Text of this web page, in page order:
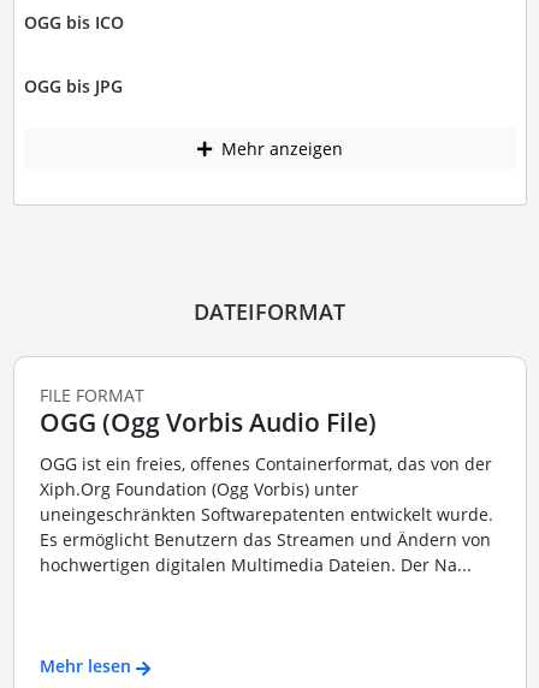
OGG bis ICO
OGG bis JPG
Mehr anzeigen
DATEIFORMAT
FILE FORMAT
OGG (Ogg Vorbis Audio File)
OGG ist ein freies, offenes Containerformat, das von der
Xiph.Org Foundation (Ogg Vorbis) unter
uneingeschränkten Softwarepatenten entwickelt wurde.
Es ermöglicht Benutzern das Streamen und Ändern von
hochwertigen digitalen Multimedia Dateien. Der Na...
Mehr lesen